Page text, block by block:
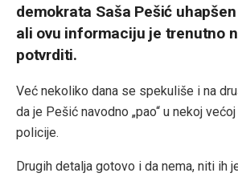
demokrata Saša Pešić
ali ovu informaciju je trenutno
potvrditi.
Već nekoliko dana se spekuliše i na
da je Pešić navodno „pao“ u nekoj
policije.
Drugih detalja gotovo i da nema, niti ih